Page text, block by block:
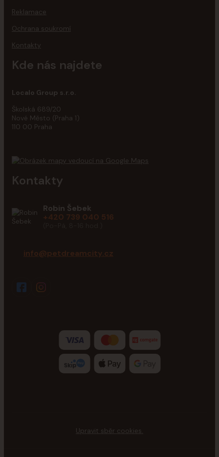
Reklamace
Ochrana soukromí
Kontakty
Kde nás najdete
Localo Group s.r.o.
Školská 689/20
Nové Město (Praha 1)
110 00 Praha
Kontakty
Robin Šebek
+420 739 040 516
info@petdreamcity.cz
Upravit sběr cookies.